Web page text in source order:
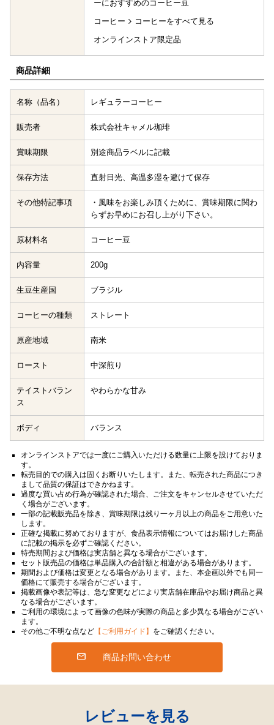
ーにおすすめのコーヒー豆
コーヒー
コーヒーをすべて見る
オンラインストア限定品
商品詳細
名称（品名） レギュラーコーヒー
販売者 株式会社キャメル珈琲
賞味期限 別途商品ラベルに記載
保存方法 直射日光、高温多湿を避けて保存
その他特記事項
・風味をお楽しみ頂くために、賞味期限に関わ
らずお早めにお召し上がり下さい。
原材料名 コーヒー豆
内容量 200g
生豆生産国 ブラジル
コーヒーの種類 ストレート
原産地域 南米
ロースト 中深煎り
テイストバラン
ス
やわらかな甘み
ボディ バランス
オンラインストアでは一度にご購入いただける数量に上限を設けておりま
す。
転売目的での購入は固くお断りいたします。また、転売された商品につき
まして品質の保証はできかねます。
過度な買い占め行為が確認された場合、ご注文をキャンセルさせていただ
く場合がございます。
一部の記載販売品を除き、賞味期限は残り一ヶ月以上の商品をご用意いた
します。
正確な掲載に努めておりますが、食品表示情報についてはお届けした商品
に記載の掲示を必ずご確認ください。
特売期間および価格は実店舗と異なる場合がございます。
セット販売品の価格は単品購入の合計額と相違がある場合があります。
期間および価格は変更となる場合があります。また、本企画以外でも同一
価格にて販売する場合がございます。
掲載画像や表記等は、急な変更などにより実店舗在庫品やお届け商品と異
なる場合がございます。
ご利用の環境によって画像の色味が実際の商品と多少異なる場合がござい
ます。
その他ご不明な点など 【ご利用ガイド】 をご確認ください。
商品お問い合わせ
レビューを見る